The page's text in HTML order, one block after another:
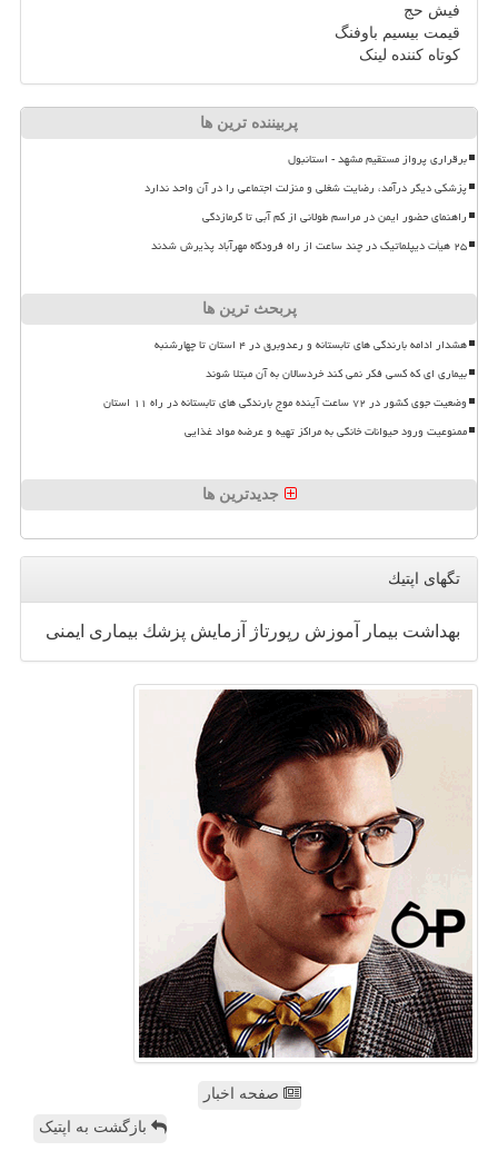
فیش حج
قیمت بیسیم باوفنگ
کوتاه کننده لینک
پربیننده ترین ها
برقراری پرواز مستقیم مشهد - استانبول
پزشکی دیگر درآمد، رضایت شغلی و منزلت اجتماعی را در آن واحد ندارد
راهنمای حضور ایمن در مراسم طولانی از کم آبی تا گرمازدگی
۲۵ هیأت دیپلماتیک در چند ساعت از راه فرودگاه مهرآباد پذیرش شدند
پربحث ترین ها
هشدار ادامه بارندگی های تابستانه و رعدوبرق در ۴ استان تا چهارشنبه
بیماری ای که کسی فکر نمی کند خردسالان به آن مبتلا شوند
وضعیت جوی کشور در ۷۲ ساعت آینده موج بارندگی های تابستانه در راه ۱۱ استان
ممنوعیت ورود حیوانات خانگی به مراکز تهیه و عرضه مواد غذایی
جدیدترین ها
تگهای اپتیك
بهداشت بیمار آموزش رپورتاژ آزمایش پزشك بیماری ایمنی
صفحه اخبار
بازگشت به اپتیک